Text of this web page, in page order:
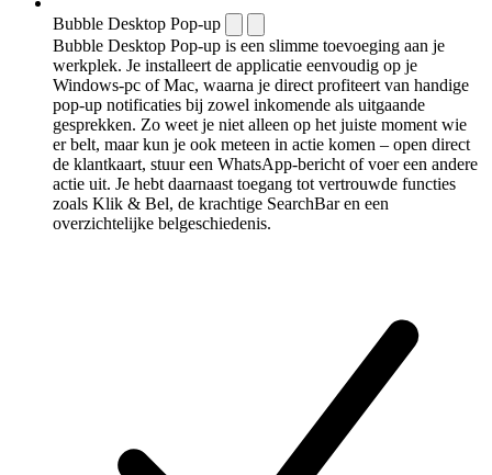
Bubble Desktop Pop-up
Bubble Desktop Pop-up is een slimme toevoeging aan je
werkplek. Je installeert de applicatie eenvoudig op je
Windows-pc of Mac, waarna je direct profiteert van handige
pop-up notificaties bij zowel inkomende als uitgaande
gesprekken. Zo weet je niet alleen op het juiste moment wie
er belt, maar kun je ook meteen in actie komen – open direct
de klantkaart, stuur een WhatsApp-bericht of voer een andere
actie uit. Je hebt daarnaast toegang tot vertrouwde functies
zoals Klik & Bel, de krachtige SearchBar en een
overzichtelijke belgeschiedenis.